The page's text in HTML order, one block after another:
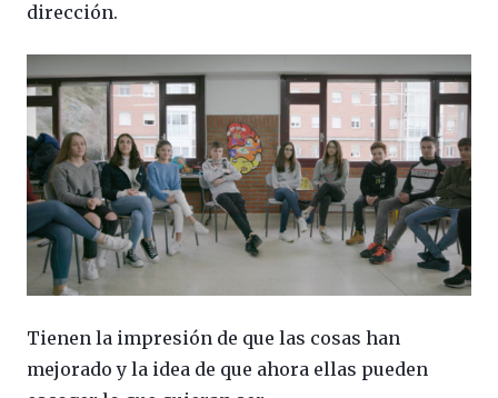
dirección.
Tienen la impresión de que las cosas han
mejorado y la idea de que ahora ellas pueden